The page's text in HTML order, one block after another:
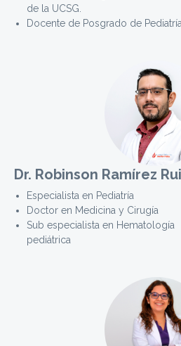
de la UCSG.
Docente de Posgrado de
Dr. Robinson Ramírez
Especialista en Pediatría
Doctor en Medicina y Cirugía
Sub especialista en Hematología
pediátrica